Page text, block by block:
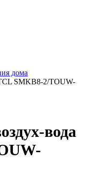
дома
SMKB8-2/TOUW-
вода